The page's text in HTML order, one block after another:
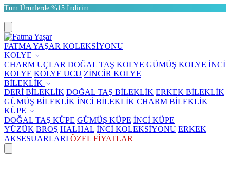
Tüm Ürünlerde %15 İndirim
FATMA YAŞAR KOLEKSİYONU
KOLYE
CHARM UÇLAR DOĞAL TAŞ KOLYE GÜMÜŞ KOLYE İNCİ
KOLYE KOLYE UCU ZİNCİR KOLYE
BİLEKLİK
DERİ BİLEKLİK DOĞAL TAŞ BİLEKLİK ERKEK BİLEKLİK
GÜMÜŞ BİLEKLİK İNCİ BİLEKLİK CHARM BİLEKLİK
KÜPE
DOĞAL TAŞ KÜPE GÜMÜŞ KÜPE İNCİ KÜPE
YÜZÜK BROŞ HALHAL İNCİ KOLEKSİYONU ERKEK
AKSESUARLARI ÖZEL FİYATLAR